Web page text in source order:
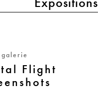
galerie
Flight